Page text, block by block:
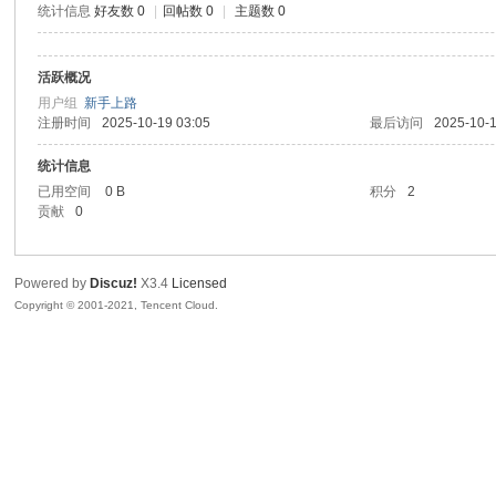
统计信息 好友数 0 回帖数 0 主题数 0
活跃概况
用户组新手上路
注册时间
2025-10-19 03:05 最后访问 2025-10-
统计信息
已用空间
0 B 积分
2
贡献
0
Powered by Discuz! X3.4 Licensed
Copyright © 2001-2021, Tencent Cloud.